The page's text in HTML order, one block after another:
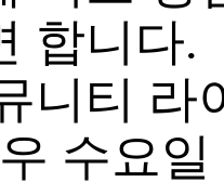
합니다.
니티 라
수요